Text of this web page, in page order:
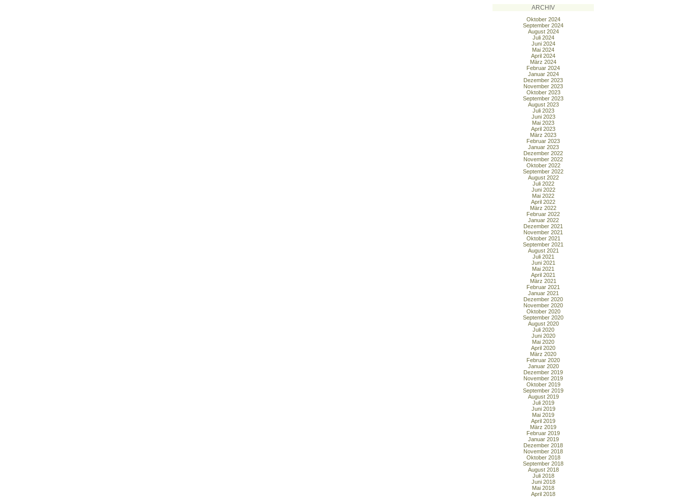
ARCHIV
Oktober 2024
September 2024
August 2024
Juli 2024
Juni 2024
Mai 2024
April 2024
März 2024
Februar 2024
Januar 2024
Dezember 2023
November 2023
Oktober 2023
September 2023
August 2023
Juli 2023
Juni 2023
Mai 2023
April 2023
März 2023
Februar 2023
Januar 2023
Dezember 2022
November 2022
Oktober 2022
September 2022
August 2022
Juli 2022
Juni 2022
Mai 2022
April 2022
März 2022
Februar 2022
Januar 2022
Dezember 2021
November 2021
Oktober 2021
September 2021
August 2021
Juli 2021
Juni 2021
Mai 2021
April 2021
März 2021
Februar 2021
Januar 2021
Dezember 2020
November 2020
Oktober 2020
September 2020
August 2020
Juli 2020
Juni 2020
Mai 2020
April 2020
März 2020
Februar 2020
Januar 2020
Dezember 2019
November 2019
Oktober 2019
September 2019
August 2019
Juli 2019
Juni 2019
Mai 2019
April 2019
März 2019
Februar 2019
Januar 2019
Dezember 2018
November 2018
Oktober 2018
September 2018
August 2018
Juli 2018
Juni 2018
Mai 2018
April 2018